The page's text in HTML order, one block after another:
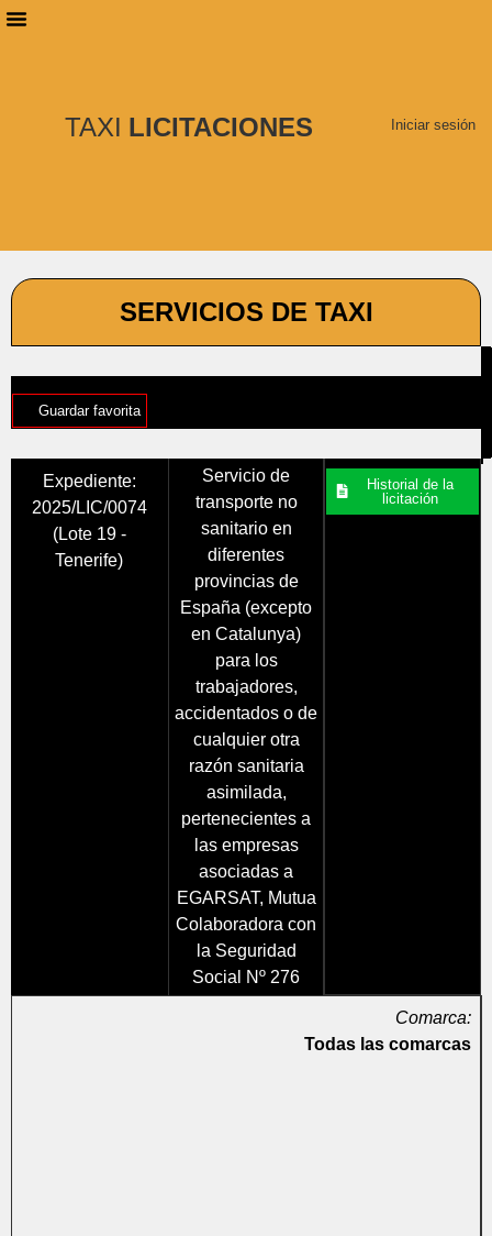
TAXI LICITACIONES Iniciar sesión
SERVICIOS DE TAXI
Guardar favorita
Expediente:
2025/LIC/0074
(Lote 19 -
Tenerife)
Servicio de
transporte no
sanitario en
diferentes
provincias de
España (excepto
en Catalunya)
para los
trabajadores,
accidentados o de
cualquier otra
razón sanitaria
asimilada,
pertenecientes a
las empresas
asociadas a
EGARSAT, Mutua
Colaboradora con
la Seguridad
Social Nº 276
Historial de la
licitación
Comarca:
Todas las comarcas